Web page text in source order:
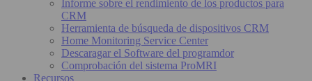
Informe sobre el rendimiento de los productos para
CRM
Herramienta de búsqueda de dispositivos CRM
Home Monitoring Service Center
Descaragar el Software del programdor
Comprobación del sistema ProMRI
Recursos